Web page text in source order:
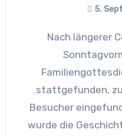
5.
Nach längerer Corona-Pause hat am
stattgefunden,
Besucher
wurde die